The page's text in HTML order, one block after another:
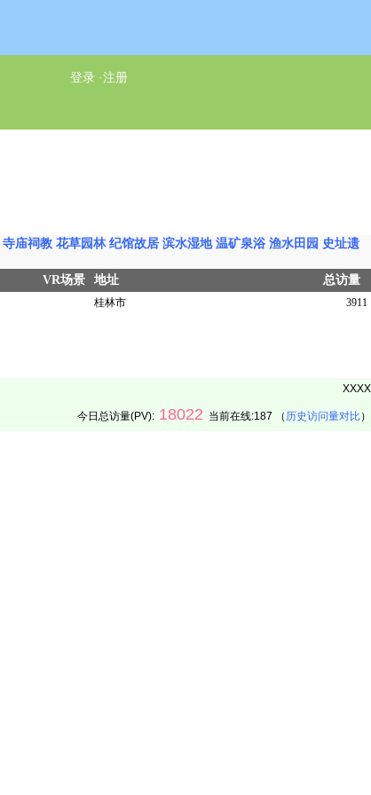
登录·注册
寺庙祠教 花草园林 纪馆故居 滨水湿地 温矿泉浴 渔水田园 史址遗
VR场景 地址 总访量
桂林市 3911
XXXX
今日总访量(PV): 18022 当前在线:187 （ 历史访问量对比）